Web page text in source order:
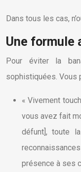
Dans tous les cas,
Une formule
Pour éviter la
sophistiquées. Vous
« Vivement
vous avez fait
défunt], toute
présence à ses